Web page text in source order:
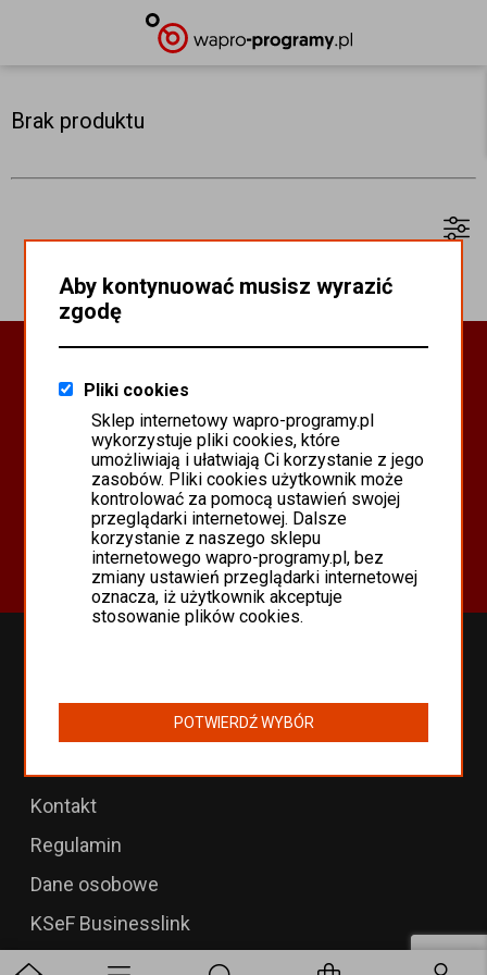
Brak produktu
PROGRAMY WAPRO ERP
PROGRAMY MISTRAL
SYSTEM SCANMAG
Oferta
Programy Asseco WAPRO
Odnowienia 365 i aktualizacje
Programy WAPRO
Kontakt
Regulamin
Dane osobowe
KSeF Businesslink
Aby kontynuować musisz wyrazić
zgodę
Pliki cookies
Sklep internetowy wapro-programy.pl
wykorzystuje pliki cookies, które
umożliwiają i ułatwiają Ci korzystanie z jego
zasobów. Pliki cookies użytkownik może
kontrolować za pomocą ustawień swojej
przeglądarki internetowej. Dalsze
korzystanie z naszego sklepu
internetowego wapro-programy.pl, bez
zmiany ustawień przeglądarki internetowej
oznacza, iż użytkownik akceptuje
stosowanie plików cookies.
POTWIERDŹ WYBÓR